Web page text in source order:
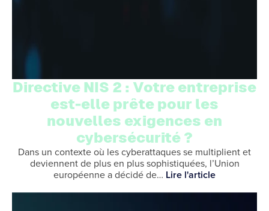
Directive NIS 2 : Votre entreprise
est-elle prête pour les
nouvelles exigences en
cybersécurité ?
Dans un contexte où les cyberattaques se multiplient et
deviennent de plus en plus sophistiquées, l’Union
européenne a décidé de… Lire l'article